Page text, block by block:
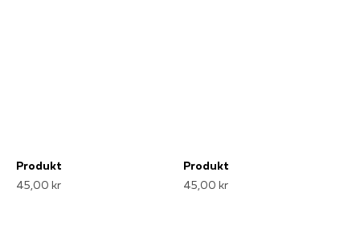
Produkt
45,00 kr
Produkt
45,00 kr